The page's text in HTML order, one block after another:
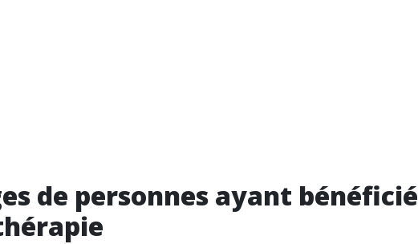
de personnes ayant bénéficié